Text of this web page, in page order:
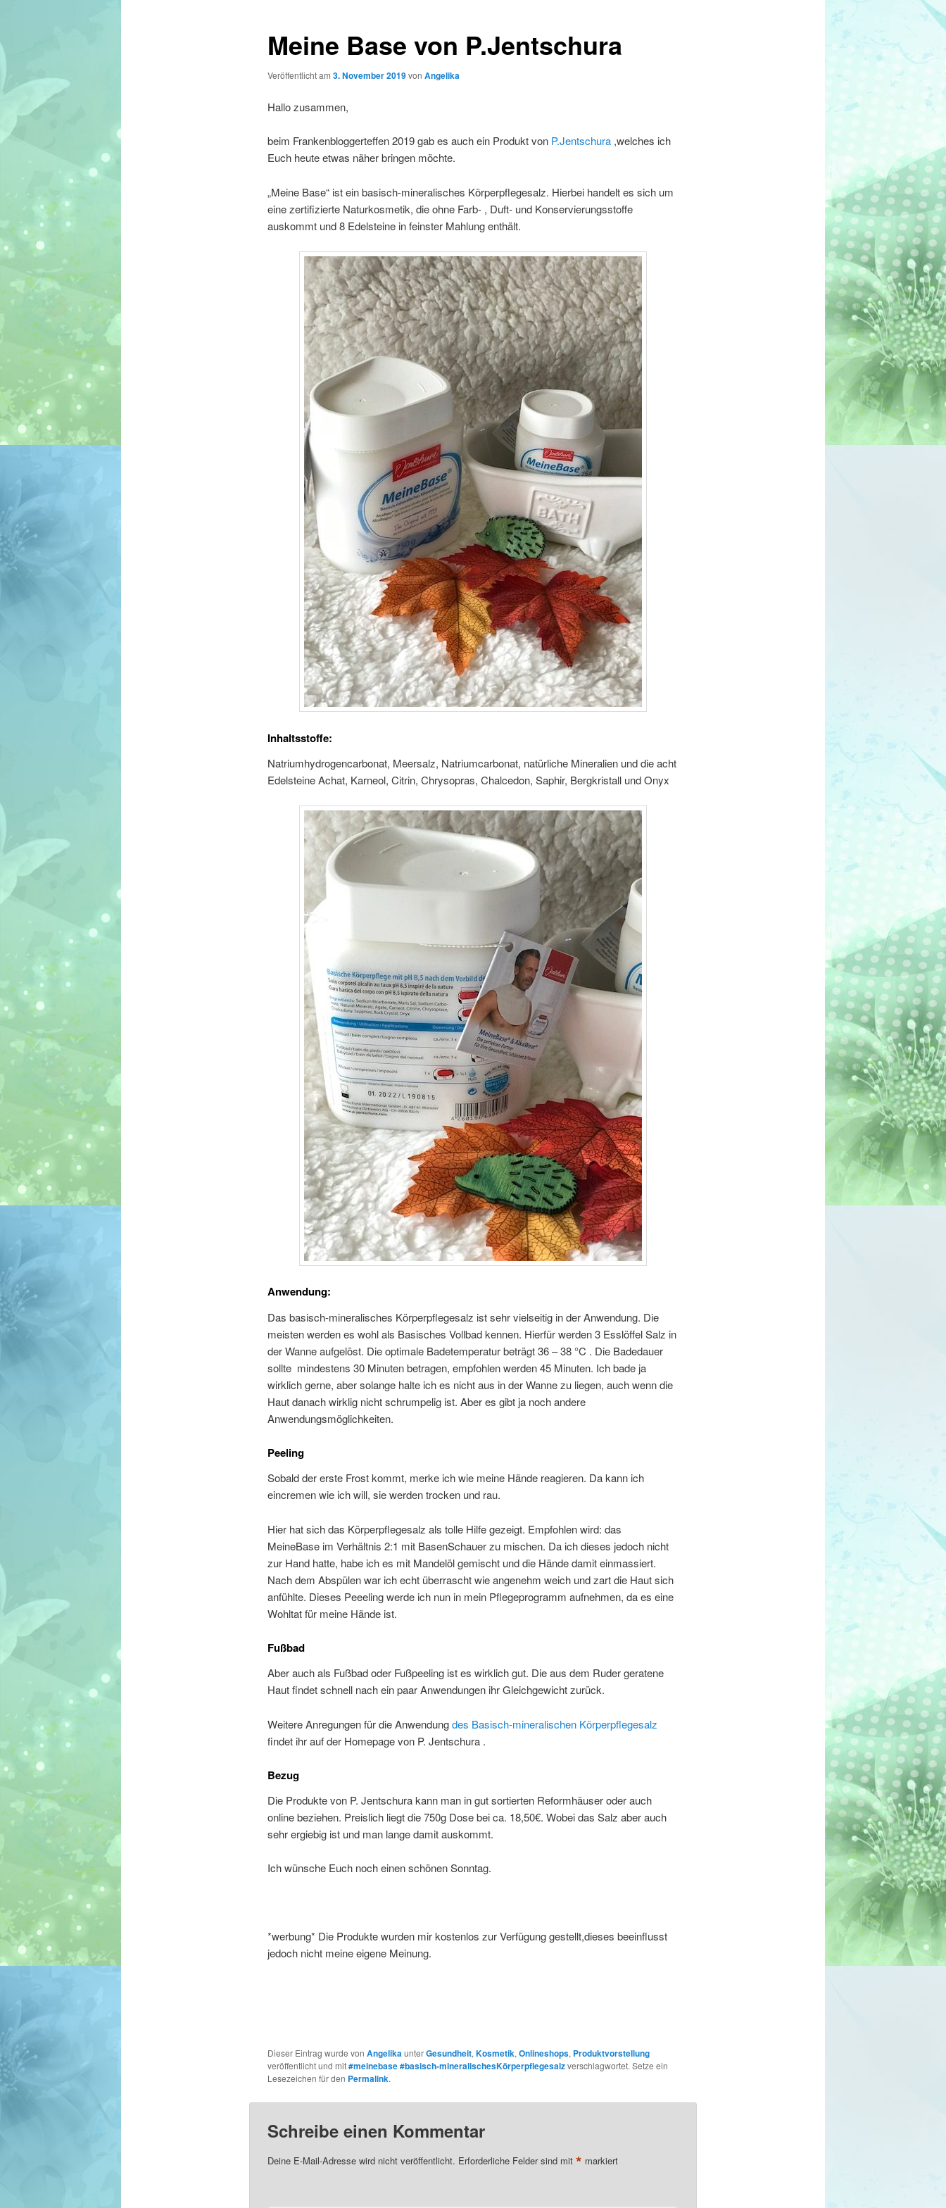
Meine Base von P.Jentschura
Veröffentlicht am 3. November 2019von Angelika
Hallo zusammen,
beim Frankenbloggerteffen 2019 gab es auch ein Produkt von P.Jentschura,welches ich
Euch heute etwas näher bringen möchte.
„Meine Base“ ist ein basisch-mineralisches Körperpflegesalz. Hierbei handelt es sich um
eine zertifizierte Naturkosmetik, die ohne Farb- , Duft- und Konservierungsstoffe
auskommt und 8 Edelsteine in feinster Mahlung enthält.
Inhaltsstoffe:
Natriumhydrogencarbonat, Meersalz, Natriumcarbonat, natürliche Mineralien und die acht
Edelsteine Achat, Karneol, Citrin, Chrysopras, Chalcedon, Saphir, Bergkristall und Onyx
Anwendung:
Das basisch-mineralisches Körperpflegesalz ist sehr vielseitig in der Anwendung. Die
meisten werden es wohl als Basisches Vollbad kennen. Hierfür werden 3 Esslöffel Salz in
der Wanne aufgelöst. Die optimale Badetemperatur beträgt 36 – 38 °C . Die Badedauer
sollte mindestens 30 Minuten betragen, empfohlen werden 45 Minuten. Ich bade ja
wirklich gerne, aber solange halte ich es nicht aus in der Wanne zu liegen, auch wenn die
Haut danach wirklig nicht schrumpelig ist. Aber es gibt ja noch andere
Anwendungsmöglichkeiten.
Peeling
Sobald der erste Frost kommt, merke ich wie meine Hände reagieren. Da kann ich
eincremen wie ich will, sie werden trocken und rau.
Hier hat sich das Körperpflegesalz als tolle Hilfe gezeigt. Empfohlen wird: das
MeineBase im Verhältnis 2:1 mit BasenSchauer zu mischen. Da ich dieses jedoch nicht
zur Hand hatte, habe ich es mit Mandelöl gemischt und die Hände damit einmassiert.
Nach dem Abspülen war ich echt überrascht wie angenehm weich und zart die Haut sich
anfühlte. Dieses Peeeling werde ich nun in mein Pflegeprogramm aufnehmen, da es eine
Wohltat für meine Hände ist.
Fußbad
Aber auch als Fußbad oder Fußpeeling ist es wirklich gut. Die aus dem Ruder geratene
Haut findet schnell nach ein paar Anwendungen ihr Gleichgewicht zurück.
Weitere Anregungen für die Anwendungdes Basisch-mineralischen Körperpflegesalz
findet ihr auf der Homepage von P. Jentschura .
Bezug
Die Produkte von P. Jentschura kann man in gut sortierten Reformhäuser oder auch
online beziehen. Preislich liegt die 750g Dose bei ca. 18,50€. Wobei das Salz aber auch
sehr ergiebig ist und man lange damit auskommt.
Ich wünsche Euch noch einen schönen Sonntag.
*werbung* Die Produkte wurden mir kostenlos zur Verfügung gestellt,dieses beeinflusst
jedoch nicht meine eigene Meinung.
Dieser Eintrag wurde von AngelikaunterGesundheit, Kosmetik, Onlineshops, Produktvorstellung
veröffentlicht und mit#meinebase #basisch-mineralischesKörperpflegesalzverschlagwortet. Setze ein
Lesezeichen für den Permalink.
Schreibe einen Kommentar
Deine E-Mail-Adresse wird nicht veröffentlicht. Erforderliche Felder sind mit * markiert